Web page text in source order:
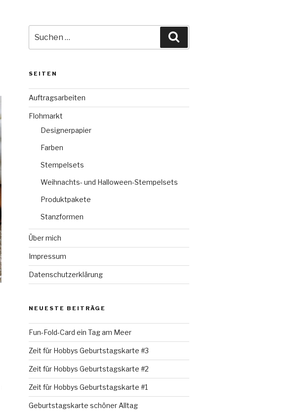
nach:
SEITEN
Auftragsarbeiten
Flohmarkt
Designerpapier
Farben
Stempelsets
Weihnachts- und Halloween-Stempelsets
Produktpakete
Stanzformen
Über mich
Impressum
Datenschutzerklärung
NEUESTE BEITRÄGE
Fun-Fold-Card ein Tag am Meer
Zeit für Hobbys Geburtstagskarte #3
Zeit für Hobbys Geburtstagskarte #2
Zeit für Hobbys Geburtstagskarte #1
Geburtstagskarte schöner Alltag